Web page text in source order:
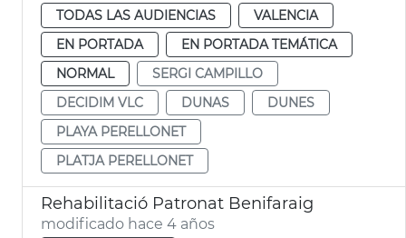
TODAS LAS AUDIENCIAS
VALENCIA
EN PORTADA
EN PORTADA TEMÁTICA
NORMAL
SERGI CAMPILLO
DECIDIM VLC
DUNAS
DUNES
PLAYA PERELLONET
PLATJA PERELLONET
Rehabilitació Patronat Benifaraig
modificado hace 4 años